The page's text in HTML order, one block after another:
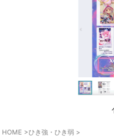
HOME >ひき強・ひき弱 >